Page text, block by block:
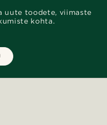
uute toodete, viimaste
kohta.